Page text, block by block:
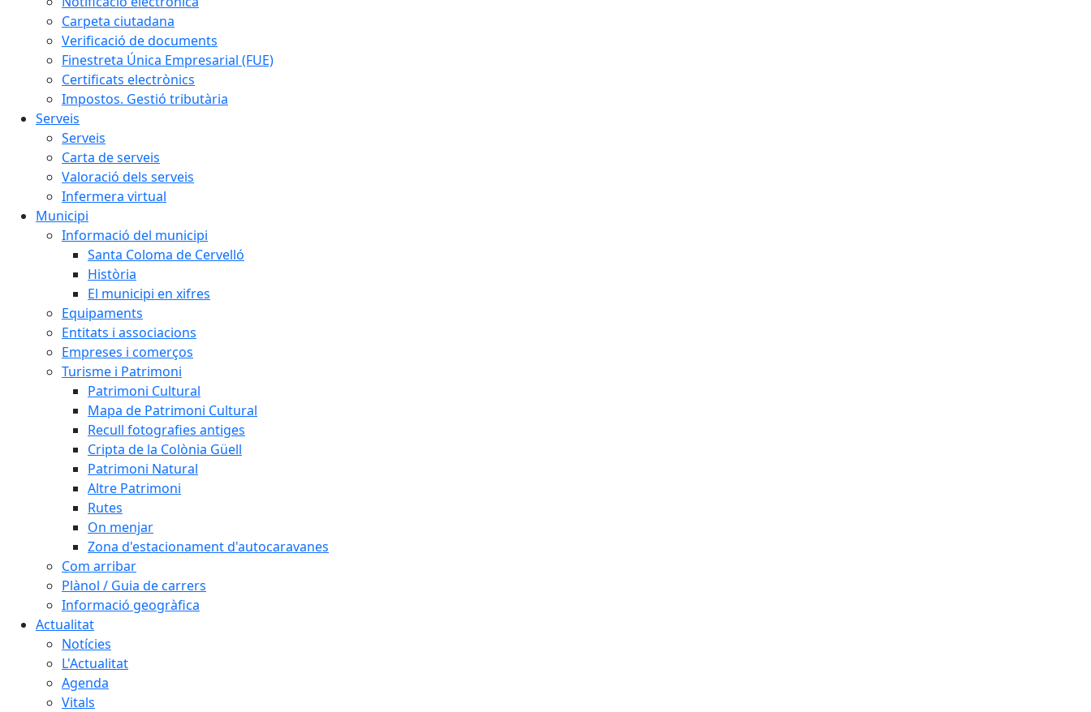
Carpeta ciutadana
Verificació de documents
Finestreta Única Empresarial (FUE)
Certificats electrònics
Impostos. Gestió tributària
Serveis
Serveis
Carta de serveis
Valoració dels serveis
Infermera virtual
Municipi
Informació del municipi
Santa Coloma de Cervelló
Història
El municipi en xifres
Equipaments
Entitats i associacions
Empreses i comerços
Turisme i Patrimoni
Patrimoni Cultural
Mapa de Patrimoni Cultural
Recull fotografies antiges
Cripta de la Colònia Güell
Patrimoni Natural
Altre Patrimoni
Rutes
On menjar
Zona d'estacionament d'autocaravanes
Com arribar
Plànol / Guia de carrers
Informació geogràfica
Actualitat
Notícies
L'Actualitat
Agenda
Vitals